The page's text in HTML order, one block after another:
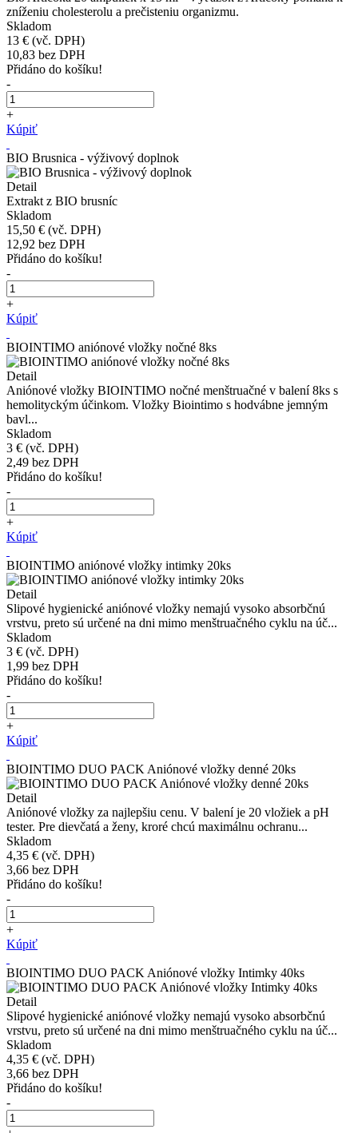
zníženiu cholesterolu a prečisteniu organizmu.
Skladom
13 € (vč. DPH)
10,83 bez DPH
Přidáno do košíku!
-
+
Kúpiť
BIO Brusnica - výživový doplnok
Detail
Extrakt z BIO brusníc
Skladom
15,50 € (vč. DPH)
12,92 bez DPH
Přidáno do košíku!
-
+
Kúpiť
BIOINTIMO aniónové vložky nočné 8ks
Detail
Aniónové vložky BIOINTIMO nočné menštruačné v balení 8ks s
hemolityckým účinkom. Vložky Biointimo s hodvábne jemným
bavl...
Skladom
3 € (vč. DPH)
2,49 bez DPH
Přidáno do košíku!
-
+
Kúpiť
BIOINTIMO aniónové vložky intimky 20ks
Detail
Slipové hygienické aniónové vložky nemajú vysoko absorbčnú
vrstvu, preto sú určené na dni mimo menštruačného cyklu na úč...
Skladom
3 € (vč. DPH)
1,99 bez DPH
Přidáno do košíku!
-
+
Kúpiť
BIOINTIMO DUO PACK Aniónové vložky denné 20ks
Detail
Aniónové vložky za najlepšiu cenu. V balení je 20 vložiek a pH
tester. Pre dievčatá a ženy, kroré chcú maximálnu ochranu...
Skladom
4,35 € (vč. DPH)
3,66 bez DPH
Přidáno do košíku!
-
+
Kúpiť
BIOINTIMO DUO PACK Aniónové vložky Intimky 40ks
Detail
Slipové hygienické aniónové vložky nemajú vysoko absorbčnú
vrstvu, preto sú určené na dni mimo menštruačného cyklu na úč...
Skladom
4,35 € (vč. DPH)
3,66 bez DPH
Přidáno do košíku!
-